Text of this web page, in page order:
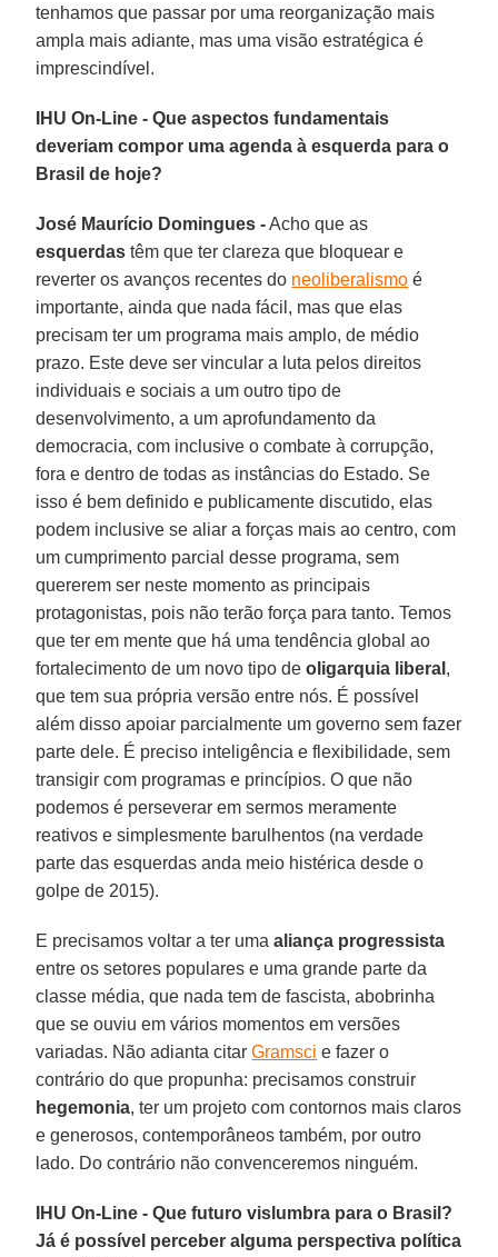
tenhamos que passar por uma reorganização mais
ampla mais adiante, mas uma visão estratégica é
imprescindível.
IHU On-Line - Que aspectos fundamentais
deveriam compor uma agenda à esquerda para o
Brasil de hoje?
José Maurício Domingues -Acho que as
esquerdas têm que ter clareza que bloquear e
reverter os avanços recentes do neoliberalismo é
importante, ainda que nada fácil, mas que elas
precisam ter um programa mais amplo, de médio
prazo. Este deve ser vincular a luta pelos direitos
individuais e sociais a um outro tipo de
desenvolvimento, a um aprofundamento da
democracia, com inclusive o combate à corrupção,
fora e dentro de todas as instâncias do Estado. Se
isso é bem definido e publicamente discutido, elas
podem inclusive se aliar a forças mais ao centro, com
um cumprimento parcial desse programa, sem
quererem ser neste momento as principais
protagonistas, pois não terão força para tanto. Temos
que ter em mente que há uma tendência global ao
fortalecimento de um novo tipo deoligarquia liberal ,
que tem sua própria versão entre nós. É possível
além disso apoiar parcialmente um governo sem fazer
parte dele. É preciso inteligência e flexibilidade, sem
transigir com programas e princípios. O que não
podemos é perseverar em sermos meramente
reativos e simplesmente barulhentos (na verdade
parte das esquerdas anda meio histérica desde o
golpe de 2015).
E precisamos voltar a ter uma aliança progressista
entre os setores populares e uma grande parte da
classe média, que nada tem de fascista, abobrinha
que se ouviu em vários momentos em versões
variadas. Não adianta citarGramsci e fazer o
contrário do que propunha: precisamos construir
hegemonia, ter um projeto com contornos mais claros
e generosos, contemporâneos também, por outro
lado. Do contrário não convenceremos ninguém.
IHU On-Line - Que futuro vislumbra para o Brasil?
Já é possível perceber alguma perspectiva política